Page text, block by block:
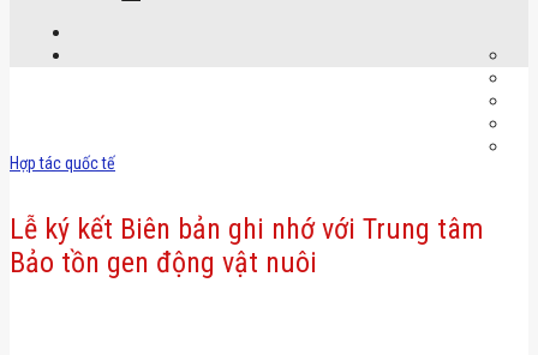
Hợp tác quốc tế
Lễ ký kết Biên bản ghi nhớ với Trung tâm
Bảo tồn gen động vật nuôi